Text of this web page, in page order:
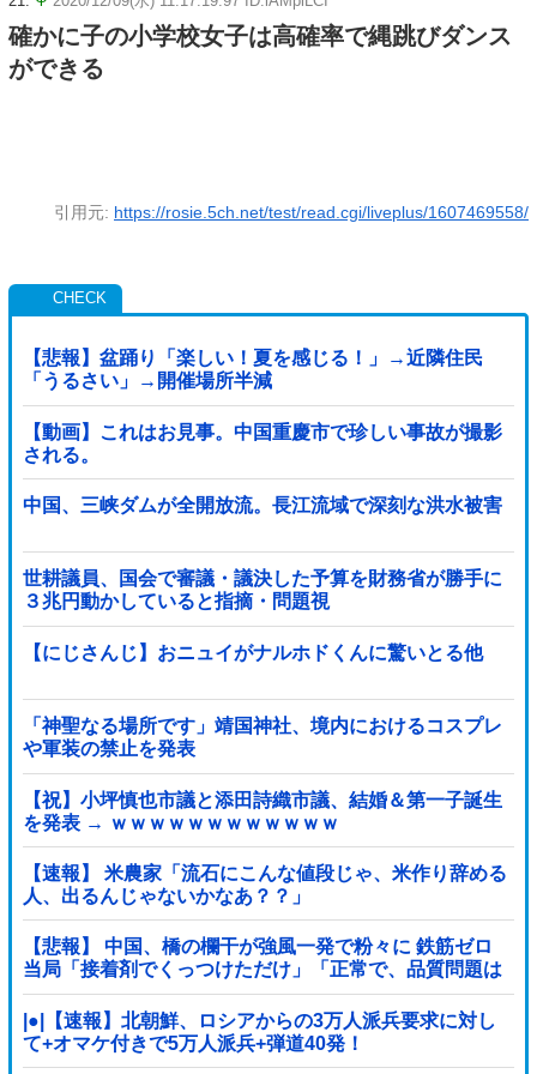
確かに子の小学校女子は高確率で縄跳びダンス
ができる
引用元: https://rosie.5ch.net/test/read.cgi/liveplus/1607469558/
【悲報】盆踊り「楽しい！夏を感じる！」→近隣住民
「うるさい」→開催場所半減
【動画】これはお見事。中国重慶市で珍しい事故が撮影
される。
中国、三峡ダムが全開放流。長江流域で深刻な洪水被害
世耕議員、国会で審議・議決した予算を財務省が勝手に
３兆円動かしていると指摘・問題視
【にじさんじ】おニュイがナルホドくんに驚いとる他
「神聖なる場所です」靖国神社、境内におけるコスプレ
や軍装の禁止を発表
【祝】小坪慎也市議と添田詩織市議、結婚＆第一子誕生
を発表 → ｗｗｗｗｗｗｗｗｗｗｗｗ
【速報】 米農家「流石にこんな値段じゃ、米作り辞める
人、出るんじゃないかなあ？？」
【悲報】 中国、橋の欄干が強風一発で粉々に 鉄筋ゼロ
当局「接着剤でくっつけただけ」「正常で、品質問題は
ない」
|●|【速報】北朝鮮、ロシアからの3万人派兵要求に対し
て+オマケ付きで5万人派兵+弾道40発！